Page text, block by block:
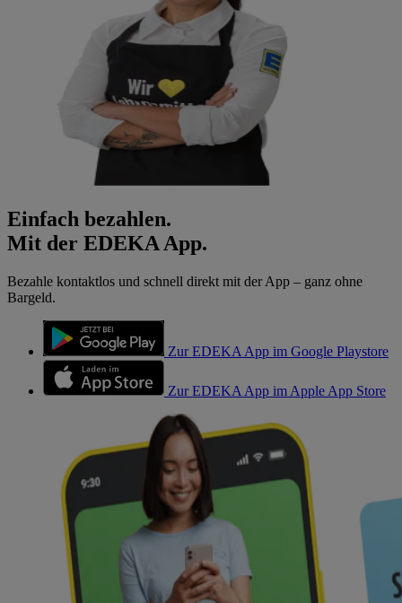
Einfach bezahlen.
Mit der EDEKA App.
Bezahle kontaktlos und schnell direkt mit der App – ganz ohne
Bargeld.
Zur EDEKA App im Google Playstore
Zur EDEKA App im Apple App Store